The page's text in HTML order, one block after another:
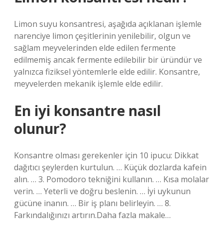
Limon suyu konsantresi, aşağıda açıklanan işlemle
narenciye limon çeşitlerinin yenilebilir, olgun ve
sağlam meyvelerinden elde edilen fermente
edilmemiş ancak fermente edilebilir bir üründür ve
yalnızca fiziksel yöntemlerle elde edilir. Konsantre,
meyvelerden mekanik işlemle elde edilir.
En iyi konsantre nasıl
olunur?
Konsantre olması gerekenler için 10 ipucu: Dikkat
dağıtıcı şeylerden kurtulun. … Küçük dozlarda kafein
alın. … 3. Pomodoro tekniğini kullanın. … Kısa molalar
verin. … Yeterli ve doğru beslenin. … İyi uykunun
gücüne inanın. … Bir iş planı belirleyin. … 8.
Farkındalığınızı artırın.Daha fazla makale…